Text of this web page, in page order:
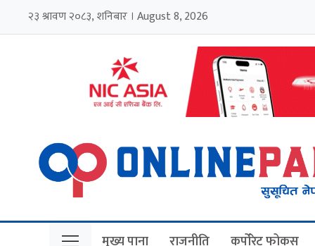
२३ श्रावण २०८३, शनिबार । August 8, 2026
मुख्य पाना राजनीति कर्पोरेट फोकस